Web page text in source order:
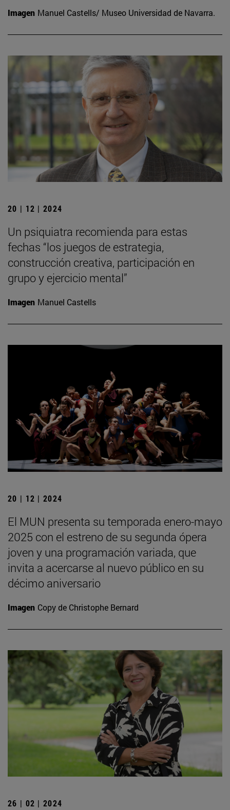
Imagen Manuel Castells/ Museo Universidad de Navarra.
20 | 12 | 2024
Un psiquiatra recomienda para estas
fechas “los juegos de estrategia,
construcción creativa, participación en
grupo y ejercicio mental”
Imagen Manuel Castells
20 | 12 | 2024
El MUN presenta su temporada enero-mayo
2025 con el estreno de su segunda ópera
joven y una programación variada, que
invita a acercarse al nuevo público en su
décimo aniversario
Imagen Copy de Christophe Bernard
26 | 02 | 2024